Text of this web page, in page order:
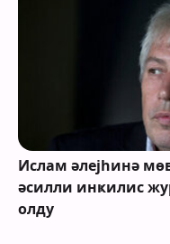
Ислам әлејһинә
әсилли инҝилис
олду